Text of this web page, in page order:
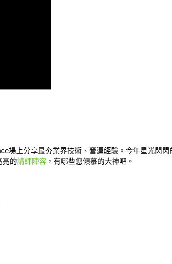
場上分享最夯業界技術、營運經驗。今年星光閃
亮的講師陣容 ，有哪些您傾慕的大神吧。